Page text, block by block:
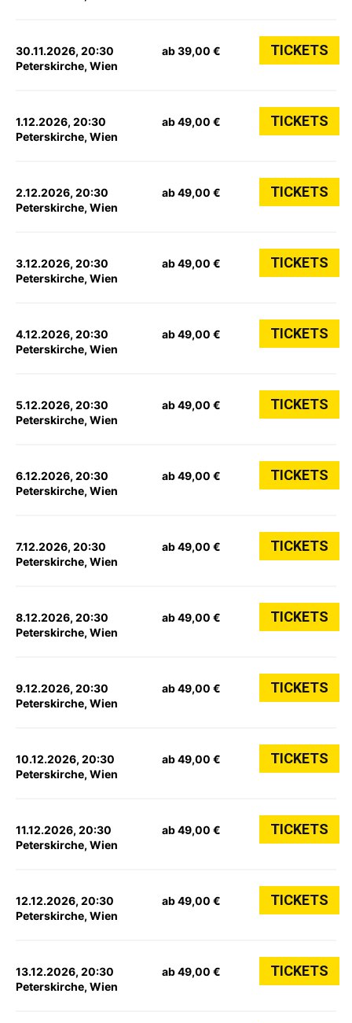
30.11.2026, 20:30
Peterskirche, Wien
ab 39,00 € TICKETS
1.12.2026, 20:30
Peterskirche, Wien
ab 49,00 € TICKETS
2.12.2026, 20:30
Peterskirche, Wien
ab 49,00 € TICKETS
3.12.2026, 20:30
Peterskirche, Wien
ab 49,00 € TICKETS
4.12.2026, 20:30
Peterskirche, Wien
ab 49,00 € TICKETS
5.12.2026, 20:30
Peterskirche, Wien
ab 49,00 € TICKETS
6.12.2026, 20:30
Peterskirche, Wien
ab 49,00 € TICKETS
7.12.2026, 20:30
Peterskirche, Wien
ab 49,00 € TICKETS
8.12.2026, 20:30
Peterskirche, Wien
ab 49,00 € TICKETS
9.12.2026, 20:30
Peterskirche, Wien
ab 49,00 € TICKETS
10.12.2026, 20:30
Peterskirche, Wien
ab 49,00 € TICKETS
11.12.2026, 20:30
Peterskirche, Wien
ab 49,00 € TICKETS
12.12.2026, 20:30
Peterskirche, Wien
ab 49,00 € TICKETS
13.12.2026, 20:30
Peterskirche, Wien
ab 49,00 € TICKETS